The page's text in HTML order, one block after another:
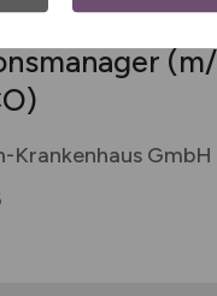
Krankenhaus GmbH